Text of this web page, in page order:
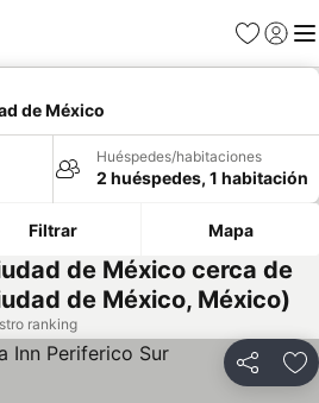
Favoritos
Iniciar
de México
Huéspedes/habitaciones
2 huéspedes, 1 habitación
Filtrar Mapa
de México cerca de
de México, México)
ranking
Compartir